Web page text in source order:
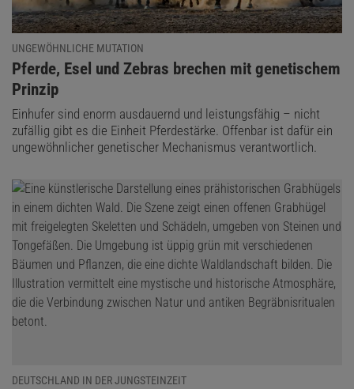
UNGEWÖHNLICHE MUTATION
:
Pferde, Esel und Zebras brechen mit genetischem
Prinzip
Einhufer sind enorm ausdauernd und leistungsfähig – nicht
zufällig gibt es die Einheit Pferdestärke. Offenbar ist dafür ein
ungewöhnlicher genetischer Mechanismus verantwortlich.
DEUTSCHLAND IN DER JUNGSTEINZEIT